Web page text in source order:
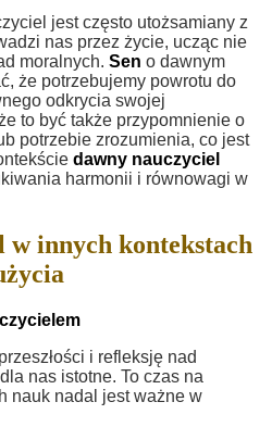
jest często utożsamiany z
nas przez życie, ucząc nie
moralnych. Sen o dawnym
że potrzebujemy powrotu do
odkrycia swojej
to być także przypomnienie o
potrzebie zrozumienia, co jest
dawny nauczyciel
harmonii i równowagi w
w innych kontekstach
i refleksję nad
nas istotne. To czas na
nauk nadal jest ważne w